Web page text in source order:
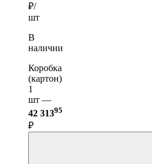
₽/
шт
В
наличии
Коробка
(картон)
1
шт —
42 31395
₽